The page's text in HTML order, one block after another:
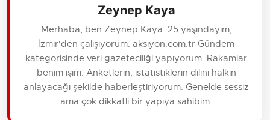
Zeynep Kaya
Merhaba, ben Zeynep Kaya. 25 yaşındayım,
İzmir'den çalışıyorum. aksiyon.com.tr Gündem
kategorisinde veri gazeteciliği yapıyorum. Rakamlar
benim işim. Anketlerin, istatistiklerin dilini halkın
anlayacağı şekilde haberleştiriyorum. Genelde sessiz
ama çok dikkatli bir yapıya sahibim.